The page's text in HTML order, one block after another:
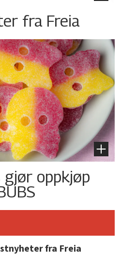
fra Freia
gjør oppkjøp
fra Freia